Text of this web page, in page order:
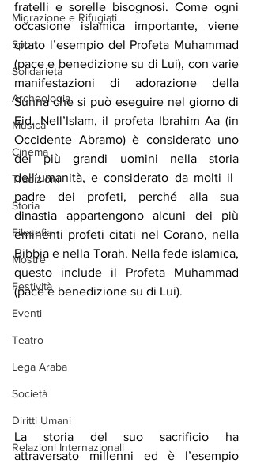
Migrazione e Rifugiati
Sport
Solidarietà
Archeologia
Musica
Cinema
Tradizioni
Storia
Filosofia
Mostre
Festività
Eventi
Teatro
Lega Araba
Società
Diritti Umani
Relazioni Internazionali
fratelli e sorelle bisognosi. Come ogni
occasione islamica importante, viene
citato l’esempio del Profeta Muhammad
(pace e benedizione su di Lui), con varie
manifestazioni di adorazione della
Sunna che si può eseguire nel giorno di
Eid. Nell’Islam, il profeta Ibrahim Aa (in
Occidente Abramo) è considerato uno
dei più grandi uomini nella storia
dell’umanità, e considerato da molti il ​​
padre dei profeti, perché alla sua
dinastia appartengono alcuni dei più
eminenti profeti citati nel Corano, nella
Bibbia e nella Torah. Nella fede islamica,
questo include il Profeta Muhammad
(pace e benedizione su di Lui).
La storia del suo sacrificio ha
attraversato millenni ed è l’esempio